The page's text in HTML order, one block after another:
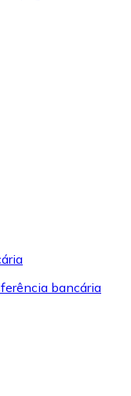
e outros
comprar
bancária